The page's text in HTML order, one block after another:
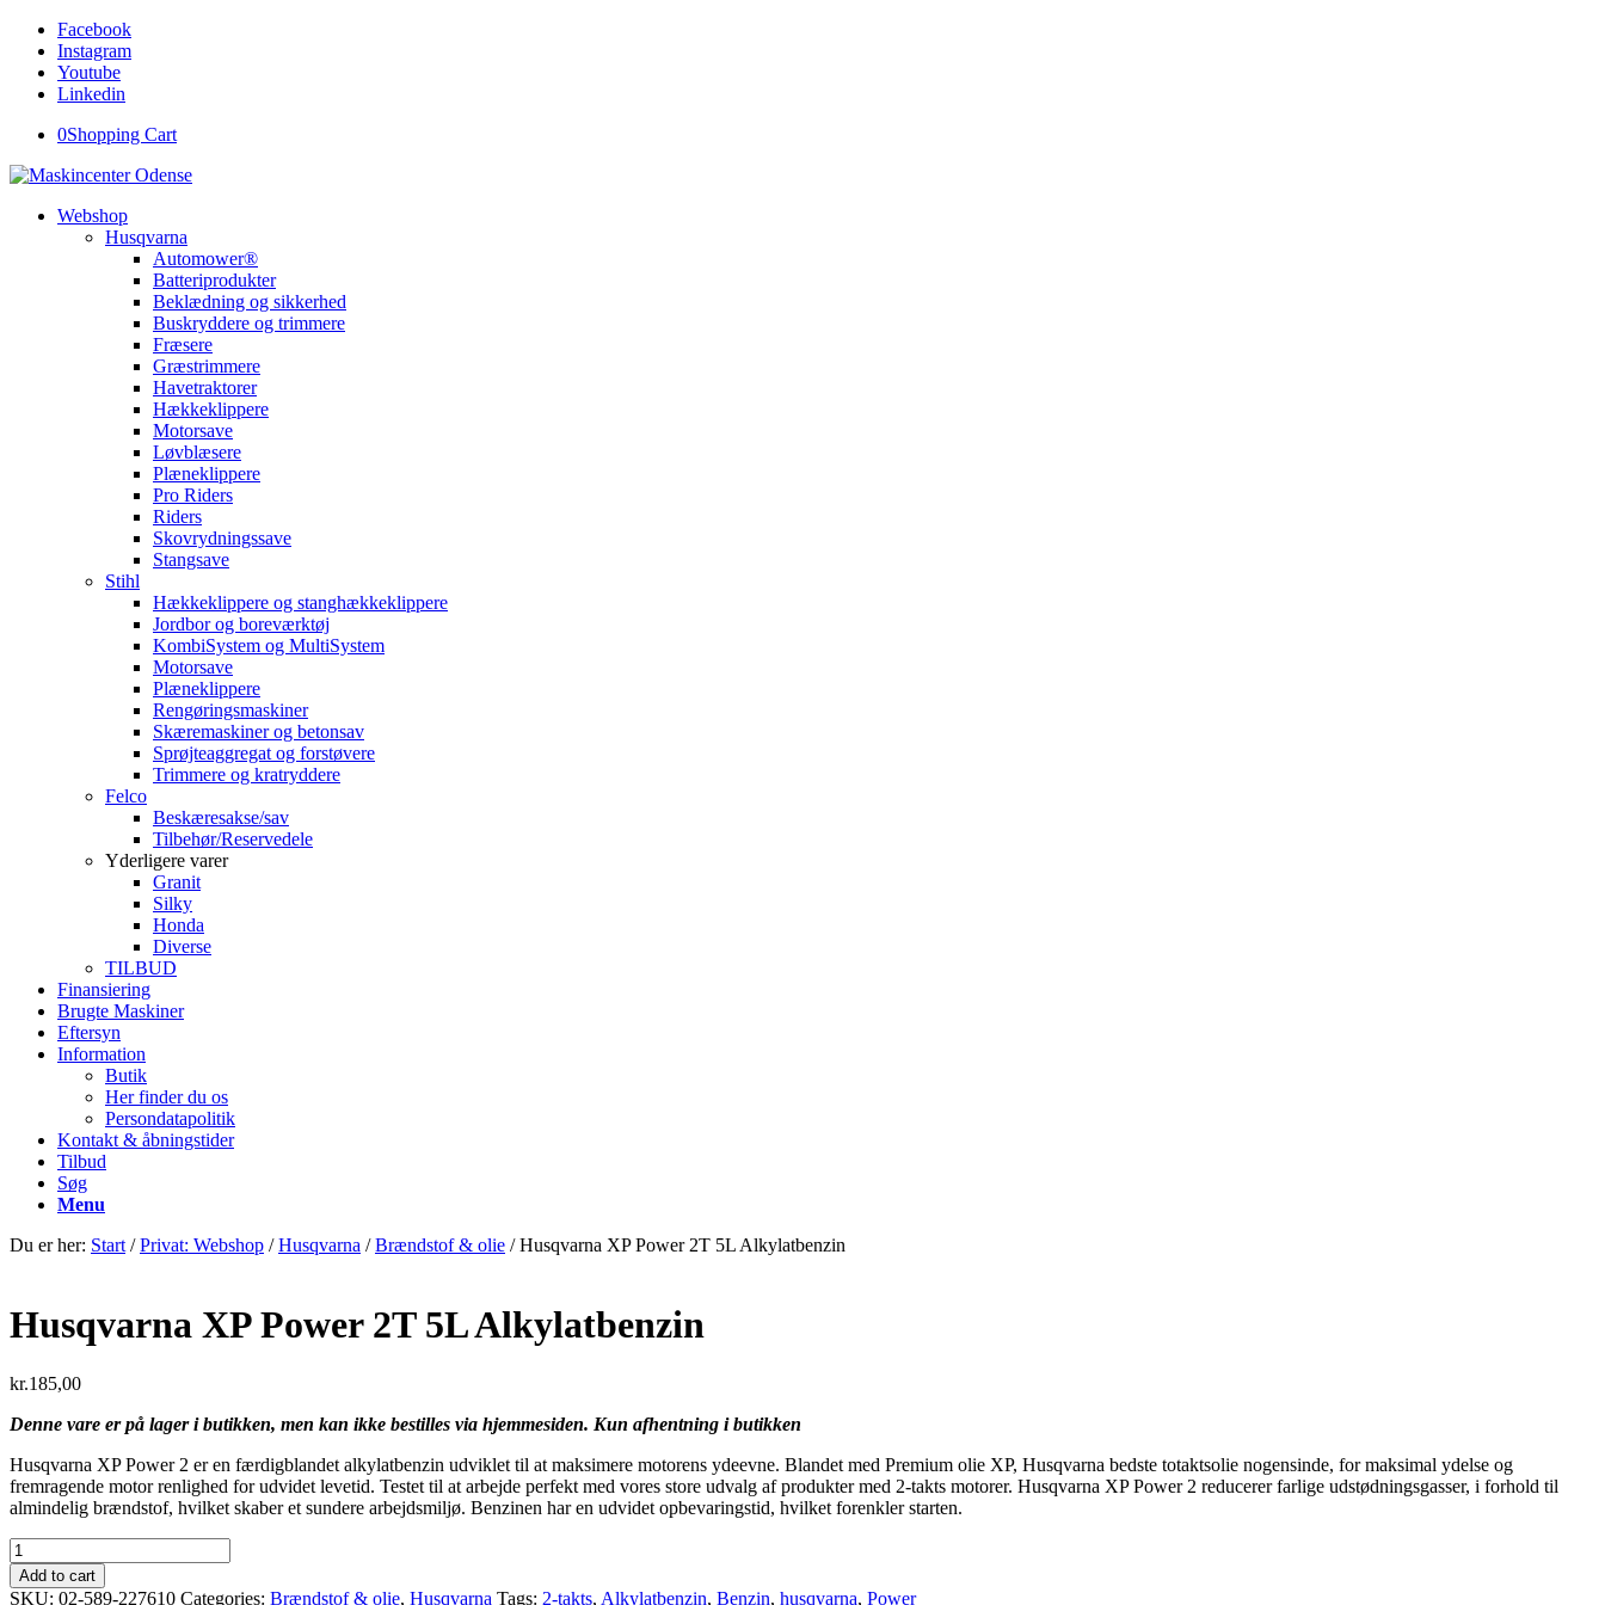
Facebook
Instagram
Youtube
Linkedin
0Shopping Cart
Webshop
Husqvarna
Automower®
Batteriprodukter
Beklædning og sikkerhed
Buskryddere og trimmere
Fræsere
Græstrimmere
Havetraktorer
Hækkeklippere
Motorsave
Løvblæsere
Plæneklippere
Pro Riders
Riders
Skovrydningssave
Stangsave
Stihl
Hækkeklippere og stanghækkeklippere
Jordbor og boreværktøj
KombiSystem og MultiSystem
Motorsave
Plæneklippere
Rengøringsmaskiner
Skæremaskiner og betonsav
Sprøjteaggregat og forstøvere
Trimmere og kratryddere
Felco
Beskæresakse/sav
Tilbehør/Reservedele
Yderligere varer
Granit
Silky
Honda
Diverse
TILBUD
Finansiering
Brugte Maskiner
Eftersyn
Information
Butik
Her finder du os
Persondatapolitik
Kontakt & åbningstider
Tilbud
Søg
Menu
Du er her: Start / Privat: Webshop / Husqvarna / Brændstof & olie / Husqvarna XP Power 2T 5L Alkylatbenzin
Husqvarna XP Power 2T 5L Alkylatbenzin
kr.185,00
Denne vare er på lager i butikken, men kan ikke bestilles via hjemmesiden. Kun afhentning i butikken
Husqvarna XP Power 2 er en færdigblandet alkylatbenzin udviklet til at maksimere motorens ydeevne. Blandet med Premium olie XP, Husqvarna bedste totaktsolie nogensinde, for maksimal ydelse og
fremragende motor renlighed for udvidet levetid. Testet til at arbejde perfekt med vores store udvalg af produkter med 2-takts motorer. Husqvarna XP Power 2 reducerer farlige udstødningsgasser, i forhold til
almindelig brændstof, hvilket skaber et sundere arbejdsmiljø. Benzinen har en udvidet opbevaringstid, hvilket forenkler starten.
Husqvarna
XP
Power
Add to cart
SKU: 02-589-227610 Categories: Brændstof & olie, Husqvarna Tags: 2-takts, Alkylatbenzin, Benzin, husqvarna, Power